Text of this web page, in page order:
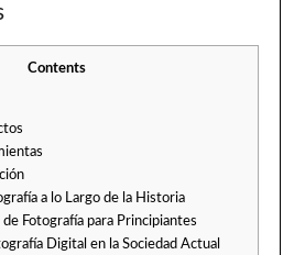
Contents
a lo Largo de la Historia
de Fotografía para Principiantes
Digital en la Sociedad Actual